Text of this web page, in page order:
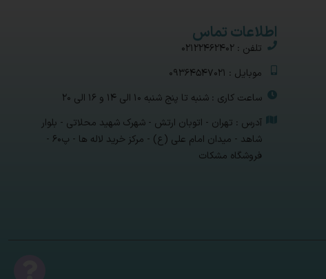
اطلاعات تماس
تلفن : 02122462402
موبایل : 09364547021
ساعت کاری : شنبه تا پنج شنبه 10 الی 14 و 16 الی 20
آدرس : تهران - اتوبان ارتش - شهرک شهید محلاتی - بلوار
شاهد - میدان امام علی (ع) - مرکز خرید لاله ها - پ۶۰ -
فروشگاه مشکات